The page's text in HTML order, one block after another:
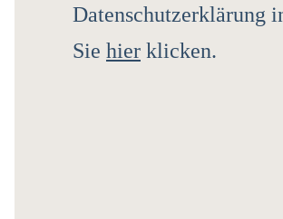
Datenschutzerklärung
Sie hier klicken.